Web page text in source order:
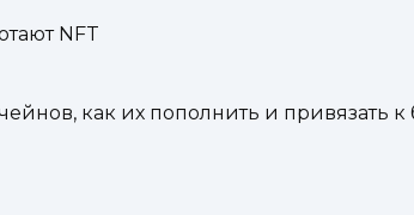
NFT
как их пополнить и привязать